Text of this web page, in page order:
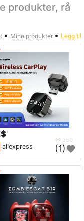
produkter, rå
• Mine produkter • Legg til
350
aliexpress (1)